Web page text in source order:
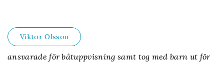
Viktor Olsson
ansvarade för båtuppvisning samt tog med barn ut för